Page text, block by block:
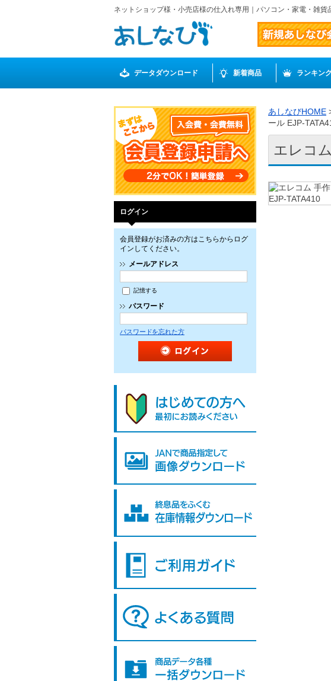
ネットショップ様・小売店様の仕入れ専用｜パソコン・家電・雑
データダウンロード 新着商品 ランキン
ログイン
会員登録がお済みの方はこちらからログ
インしてください。
メールアドレス
記憶する
パスワード
パスワードを忘れた方
あしなびHOME
ール EJP-
エレコ